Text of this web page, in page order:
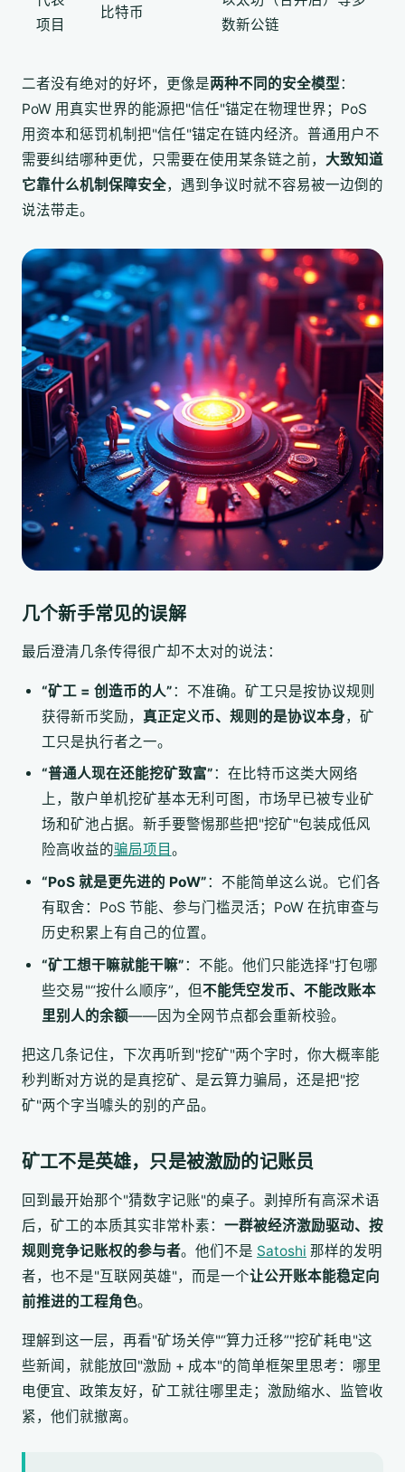
项目
比特币
数新公链
二者没有绝对的好坏，更像是两种不同的安全模型：
PoW 用真实世界的能源把"信任"锚定在物理世界；PoS
用资本和惩罚机制把"信任"锚定在链内经济。普通用户不
需要纠结哪种更优，只需要在使用某条链之前， 大致知道
它靠什么机制保障安全，遇到争议时就不容易被一边倒的
说法带走。
几个新手常见的误解
最后澄清几条传得很广却不太对的说法：
“矿工 = 创造币的人”：不准确。矿工只是按协议规则
获得新币奖励， 真正定义币、规则的是协议本身，矿
工只是执行者之一。
“普通人现在还能挖矿致富”：在比特币这类大网络
上，散户单机挖矿基本无利可图，市场早已被专业矿
场和矿池占据。新手要警惕那些把"挖矿"包装成低风
险高收益的骗局项目 。
“PoS 就是更先进的 PoW”：不能简单这么说。它们各
有取舍：PoS 节能、参与门槛灵活；PoW 在抗审查与
历史积累上有自己的位置。
“矿工想干嘛就能干嘛”：不能。他们只能选择"打包哪
些交易"“按什么顺序”，但不能凭空发币、不能改账本
里别人的余额——因为全网节点都会重新校验。
把这几条记住，下次再听到"挖矿"两个字时，你大概率能
秒判断对方说的是真挖矿、是云算力骗局，还是把"挖
矿"两个字当噱头的别的产品。
矿工不是英雄，只是被激励的记账员
回到最开始那个"猜数字记账"的桌子。剥掉所有高深术语
后，矿工的本质其实非常朴素： 一群被经济激励驱动、按
规则竞争记账权的参与者。他们不是 Satoshi 那样的发明
者，也不是"互联网英雄"，而是一个让公开账本能稳定向
前推进的工程角色。
理解到这一层，再看"矿场关停"“算力迁移”"挖矿耗电"这
些新闻，就能放回"激励 + 成本"的简单框架里思考：哪里
电便宜、政策友好，矿工就往哪里走；激励缩水、监管收
紧，他们就撤离。